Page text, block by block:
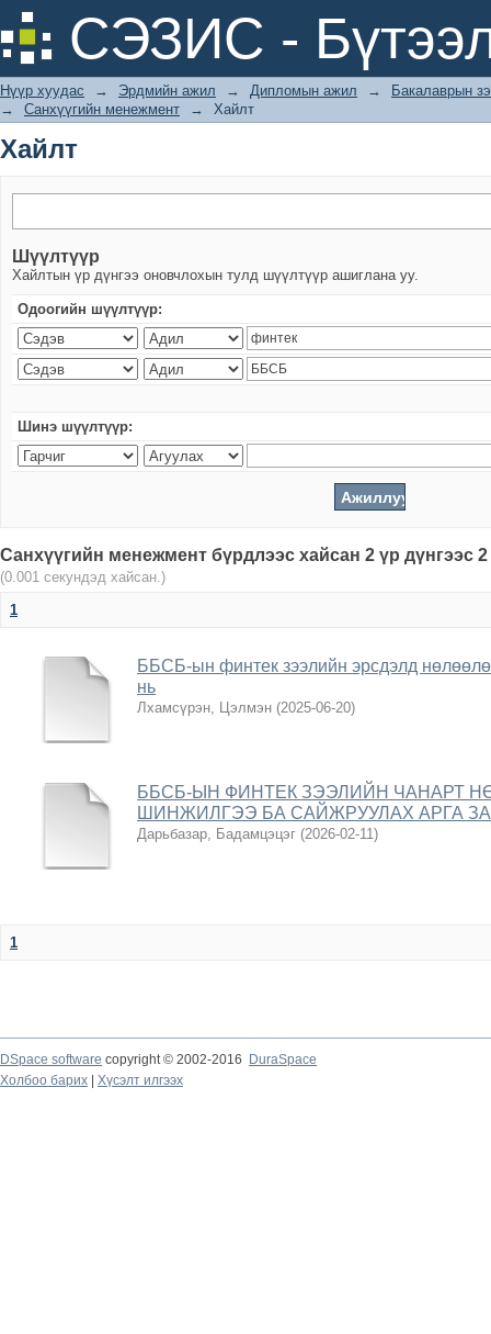
СЭЗИС -
Хайлт
Нүүр хуудас → Эрдмийн ажил → Дипломын ажил →
Бакалаврын
→
Санхүүгийн менежмент → Хайлт
Хайлт
Шүүлтүүр
Хайлтын үр дүнгээ оновчлохын тулд шүүлтүүр ашиглана уу.
Одоогийн шүүлтүүр:
Шинэ шүүлтүүр:
Санхүүгийн менежмент бүрдлээс хайсан 2 үр дүнгээс
(0.001 секундэд хайсан.)
1
ББСБ-ын финтек зээлийн эрсдэлд
нь
Лхамсүрэн, Цэлмэн (2025-06-20)
ББСБ-ЫН ФИНТЕК ЗЭЭЛИЙН ЧАНАРТ
ШИНЖИЛГЭЭ БА САЙЖРУУЛАХ АРГА
Дарьбазар, Бадамцэцэг (2026-02-11)
1
DSpace software copyright © 2002-2016
DuraSpace
Холбоо барих
Хүсэлт илгээх